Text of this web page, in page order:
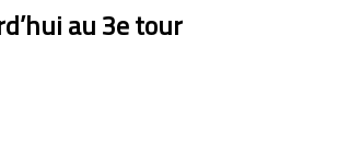
au 3e tour